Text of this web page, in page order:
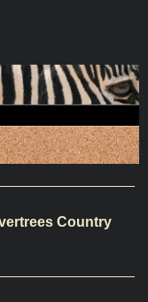
Country